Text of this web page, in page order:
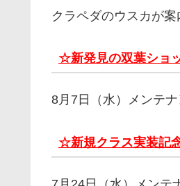
クラペダのウスカが
☆新発見の双葉ショ
8月7日（水）メンテナ
☆新規クラス実装記